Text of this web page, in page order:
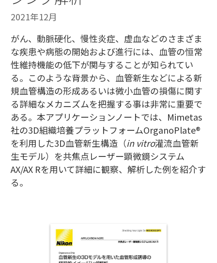
2021年12月
がん、動脈硬化、慢性炎症、虚血などのさまざま
な疾患や病態の開始および進行には、血管の恒常
性維持機能の低下が関与することが知られてい
る。このような背景から、血管新生などによる新
規血管構造の形成あるいは微小血管の損傷に関す
る詳細なメカニズムを把握する事は非常に重要で
ある。本アプリケーションノートでは、Mimetas
社の3D組織培養プラットフォームOrganoPlate®
を利用した3D血管新生構造（in vitro灌流血管新
生モデル）を共焦点レーザー顕微鏡システム
AX/AX Rを用いて詳細に観察、解析した例を紹介す
る。